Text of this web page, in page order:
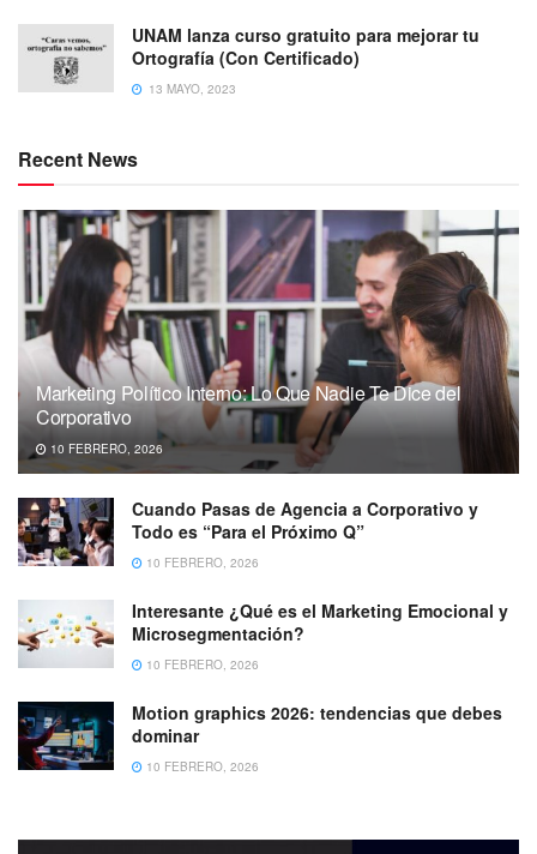
UNAM lanza curso gratuito para mejorar tu
Ortografía (Con Certificado)
13 MAYO, 2023
Recent News
Marketing Político Interno: Lo Que Nadie Te Dice del
Corporativo
10 FEBRERO, 2026
Cuando Pasas de Agencia a Corporativo y
Todo es “Para el Próximo Q”
10 FEBRERO, 2026
Interesante ¿Qué es el Marketing Emocional y
Microsegmentación?
10 FEBRERO, 2026
Motion graphics 2026: tendencias que debes
dominar
10 FEBRERO, 2026